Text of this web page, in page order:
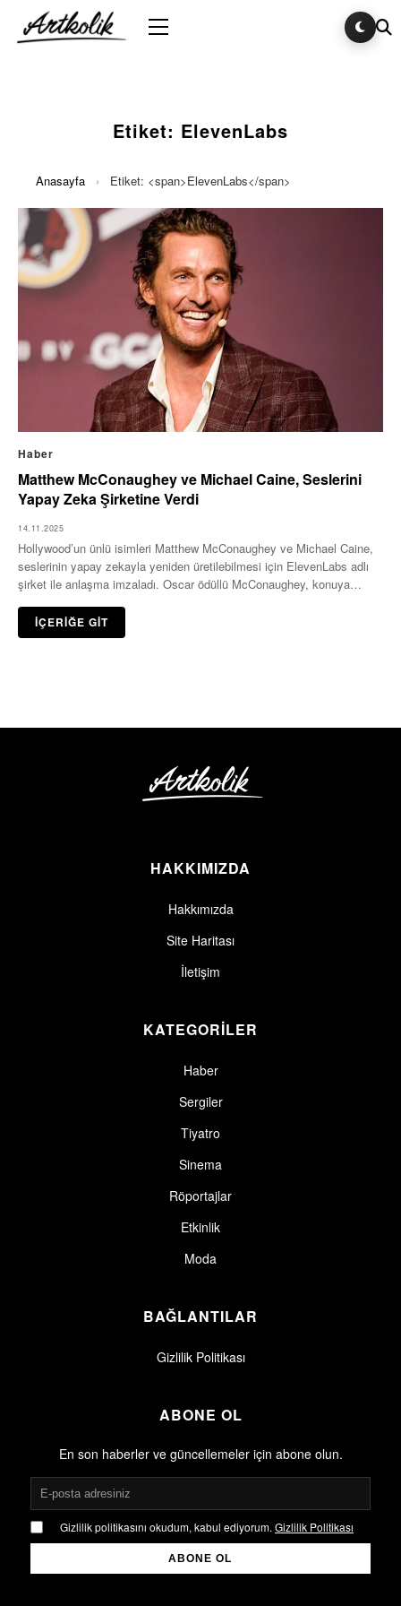
Etiket: ElevenLabs
Anasayfa › Etiket: <span>ElevenLabs</span>
Haber
Matthew McConaughey ve Michael Caine, Seslerini
Yapay Zeka Şirketine Verdi
14.11.2025
Hollywood’un ünlü isimleri Matthew McConaughey ve Michael Caine,
seslerinin yapay zekayla yeniden üretilebilmesi için ElevenLabs adlı
şirket ile anlaşma imzaladı. Oscar ödüllü McConaughey, konuya…
İÇERİĞE GİT
HAKKIMIZDA
Hakkımızda
Site Haritası
İletişim
KATEGORİLER
Haber
Sergiler
Tiyatro
Sinema
Röportajlar
Etkinlik
Moda
BAĞLANTILAR
Gizlilik Politikası
ABONE OL
En son haberler ve güncellemeler için abone olun.
Gizlilik politikasını okudum, kabul ediyorum. Gizlilik Politikası
ABONE OL